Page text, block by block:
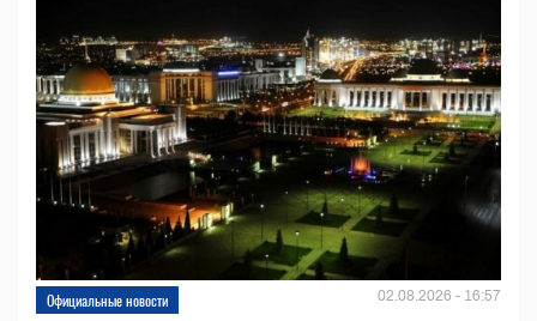
Официальные новости 02.08.2026 - 16:57